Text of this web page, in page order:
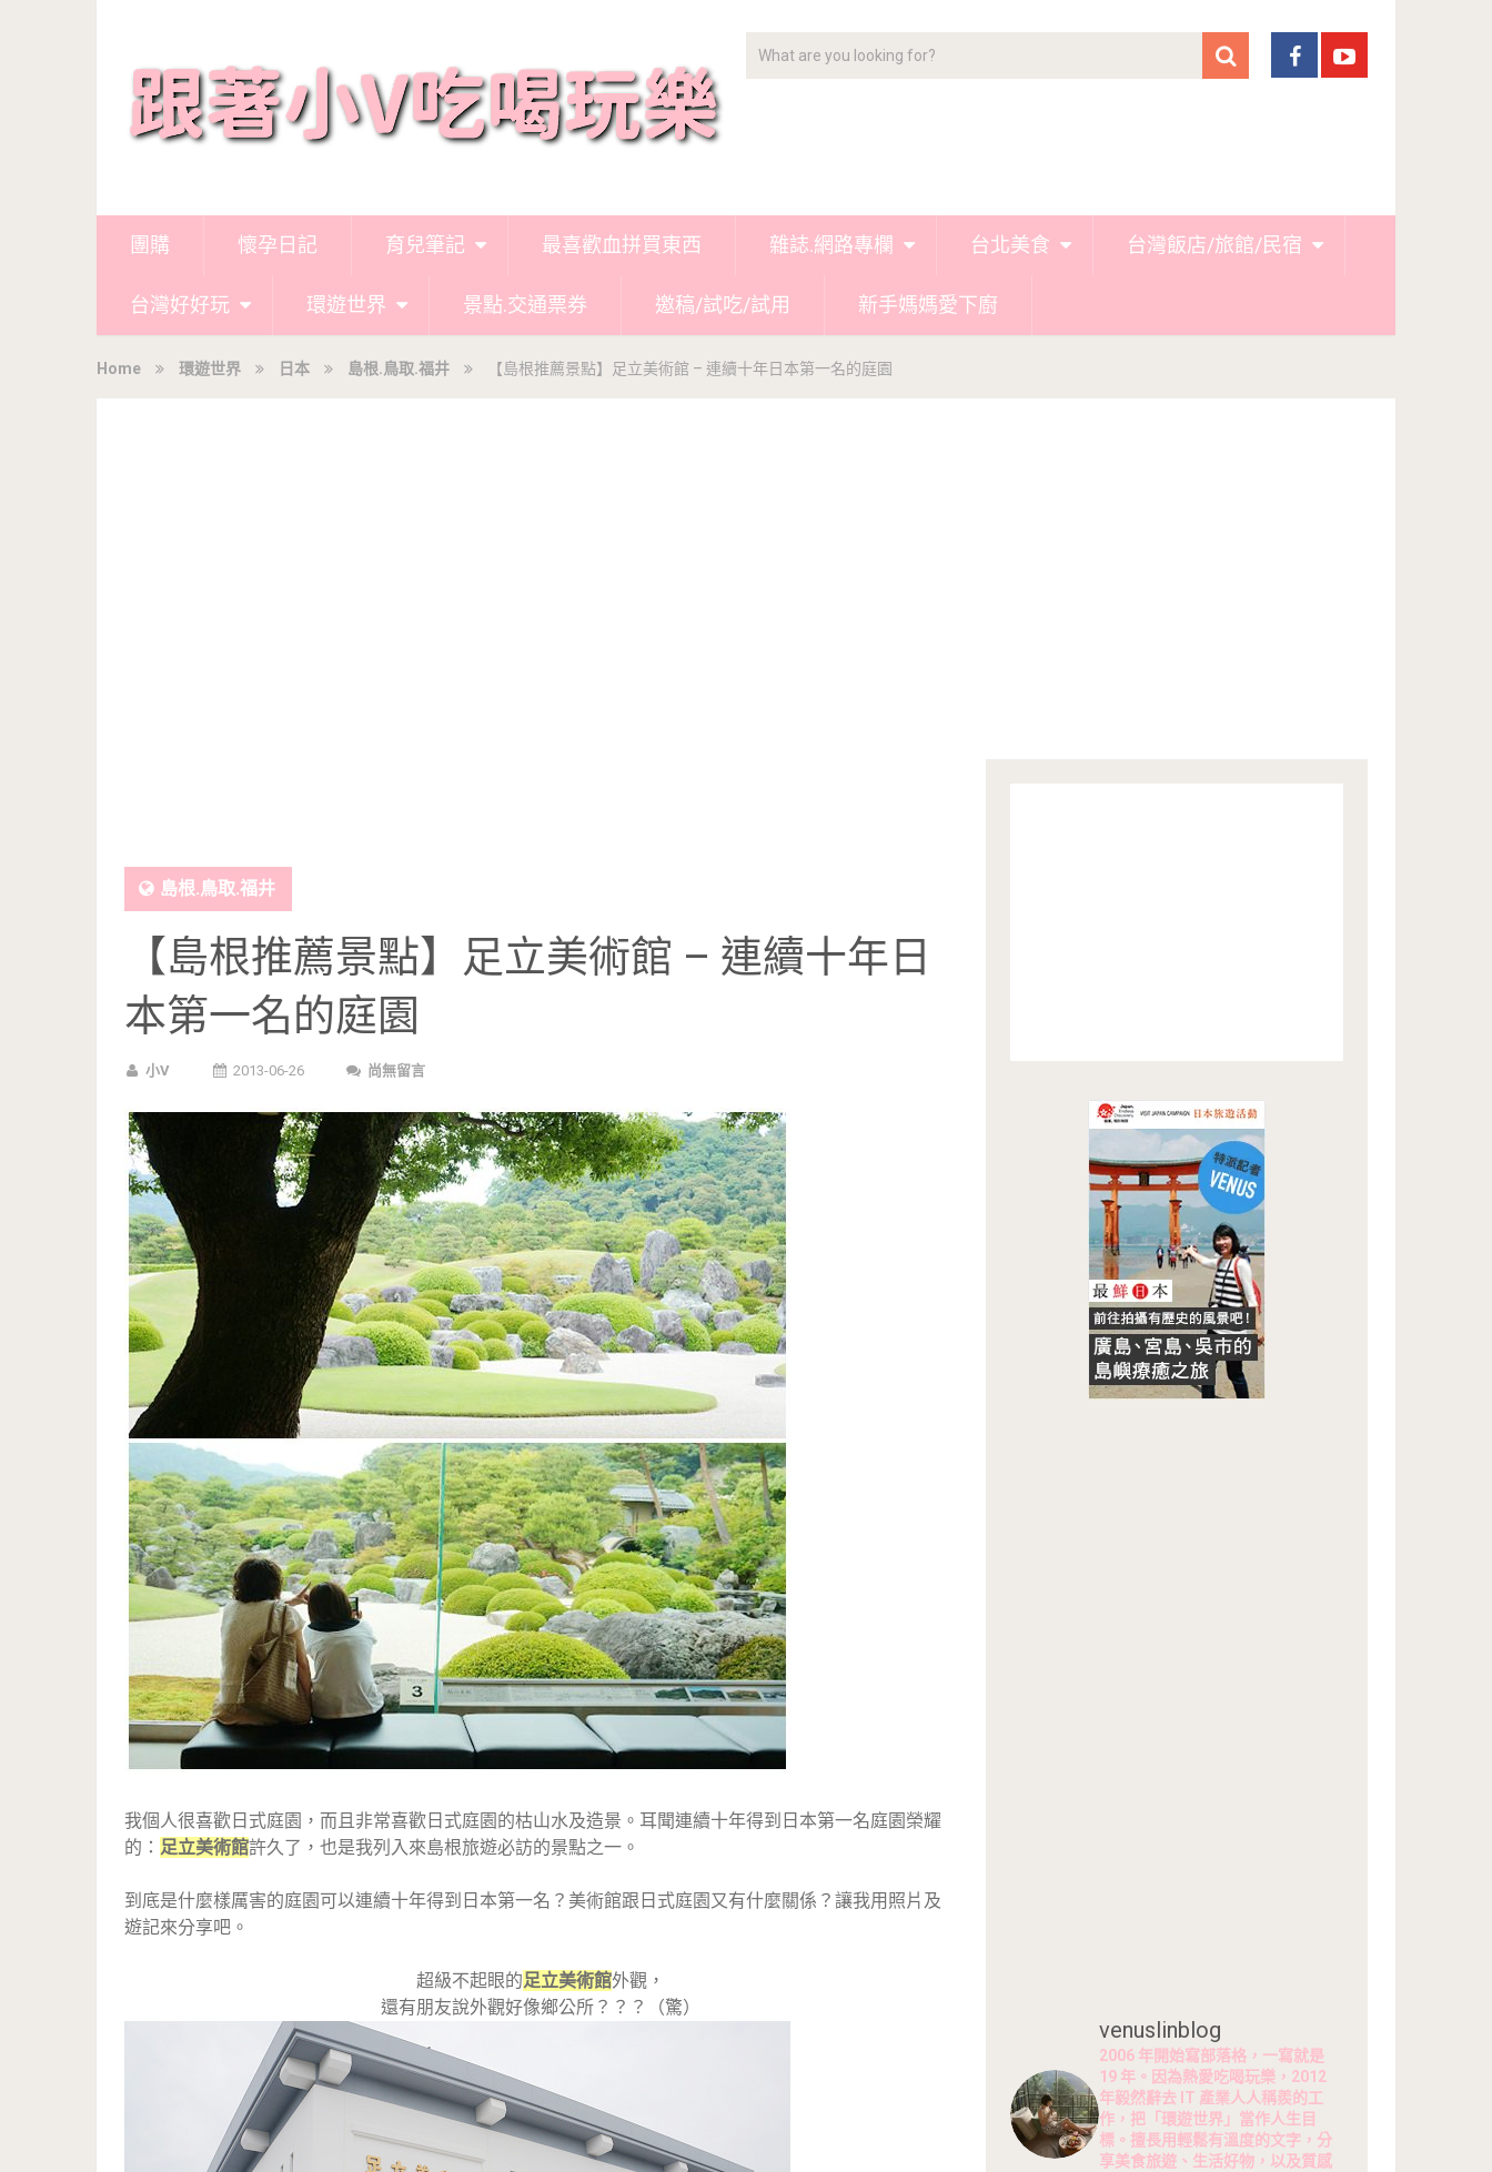
團購 懷孕日記 育兒筆記 最喜歡血拼買東西 雜誌.網路專欄 台北美食 台灣飯店/旅館/民宿
台灣好好玩 環遊世界 景點.交通票券 邀稿/試吃/試用 新手媽媽愛下廚
Home 環遊世界 日本 島根.鳥取.福井 【島根推薦景點】足立美術館 – 連續十年日本第一名的庭園
島根.鳥取.福井
【島根推薦景點】足立美術館 – 連續十年日
本第一名的庭園
小V 2013-06-26 尚無留言
我個人很喜歡日式庭園，而且非常喜歡日式庭園的枯山水及造景。耳聞連續十年得到日本第一名庭園榮耀
的： 足立美術館許久了，也是我列入來島根旅遊必訪的景點之一。
到底是什麼樣厲害的庭園可以連續十年得到日本第一名？美術館跟日式庭園又有什麼關係？讓我用照片及
遊記來分享吧。
超級不起眼的足立美術館外觀，
還有朋友說外觀好像鄉公所？？？（驚）
venuslinblog
2006 年開始寫部落格，一寫就是
19 年。因為熱愛吃喝玩樂，2012
年毅然辭去 IT 產業人人稱羨的工
作，把「環遊世界」當作人生目
標。擅長用輕鬆有溫度的文字，分
享美食旅遊、生活好物，以及質感